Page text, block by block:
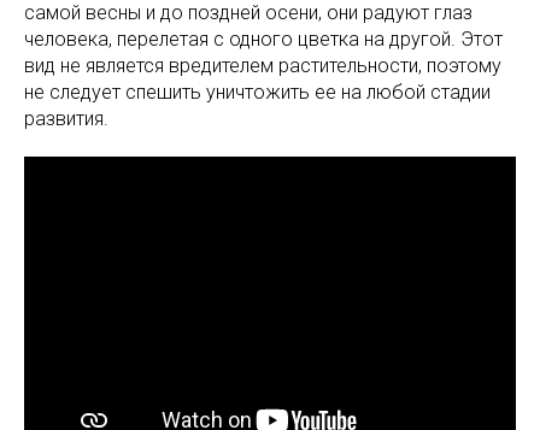
самой весны и до поздней осени, они радуют глаз
человека, перелетая с одного цветка на другой. Этот
вид не является вредителем растительности, поэтому
не следует спешить уничтожить ее на любой стадии
развития.